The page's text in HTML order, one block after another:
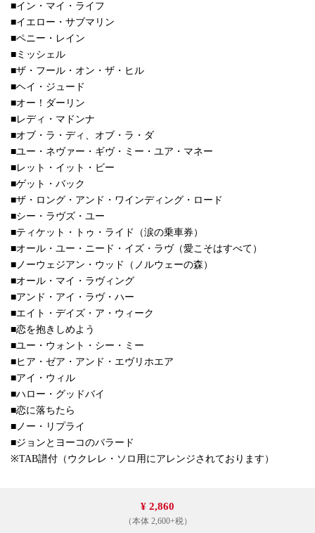
■イン・マイ・ライフ
■イエロー・サブマリン
■ペニー・レイン
■ミッシェル
■ザ・フール・オン・ザ・ヒル
■ヘイ・ジュード
■オー！ダーリン
■レディ・マドンナ
■オブ・ラ・ディ、オブ・ラ・ダ
■ユー・ネヴァー・ギヴ・ミー・ユア・マネー
■レット・イット・ビー
■ゲット・バック
■ザ・ロング・アンド・ワインディング・ロード
■シー・ラヴズ・ユー
■ティケット・トゥ・ライド（涙の乗車券）
■オール・ユー・ニード・イズ・ラヴ（愛こそはすべて）
■ノーウェジアン・ウッド（ノルウェーの森）
■オール・マイ・ラヴィング
■アンド・アイ・ラヴ・ハー
■エイト・デイズ・ア・ウィーク
■恋を抱きしめよう
■ユー・ウォント・シー・ミー
■ヒア・ゼア・アンド・エヴリホエア
■アイ・ウィル
■ハロー・グッドバイ
■恋に落ちたら
■ノー・リプライ
■ジョンとヨーコのバラード
※TAB譜付（ウクレレ・ソロ用にアレンジされております）
¥ 2,860
（本体 2,600+税）